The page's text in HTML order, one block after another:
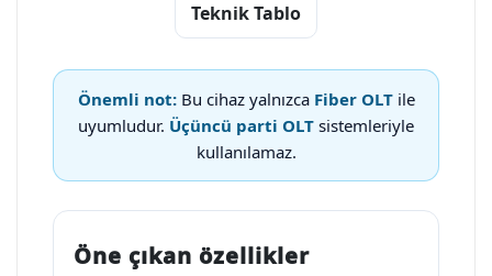
Teknik Tablo
Önemli not:Bu cihaz yalnızca Fiber OLTile
uyumludur. Üçüncü parti OLT sistemleriyle
kullanılamaz.
Öne çıkan özellikler